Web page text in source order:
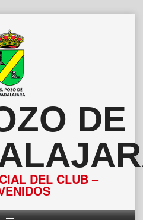
DE
DEL CLUB –